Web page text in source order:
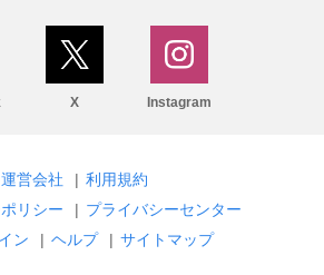
X Instagram
運営会社 | 利用規約
リシー
| プライバシーセンター
ン
| ヘルプ | サイトマップ